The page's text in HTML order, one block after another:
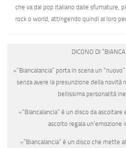
che va dal pop italiano dalle sfumature,
rock o world, attingendo quindi al loro
DICONO DI
«”Biancalancia” porta in scena un
senza avere la presunzione della novità
bellissima personalità
«“Biancalancia” è un disco da
ascolto regala un’emozione
«”Biancalancia” è un disco che mette